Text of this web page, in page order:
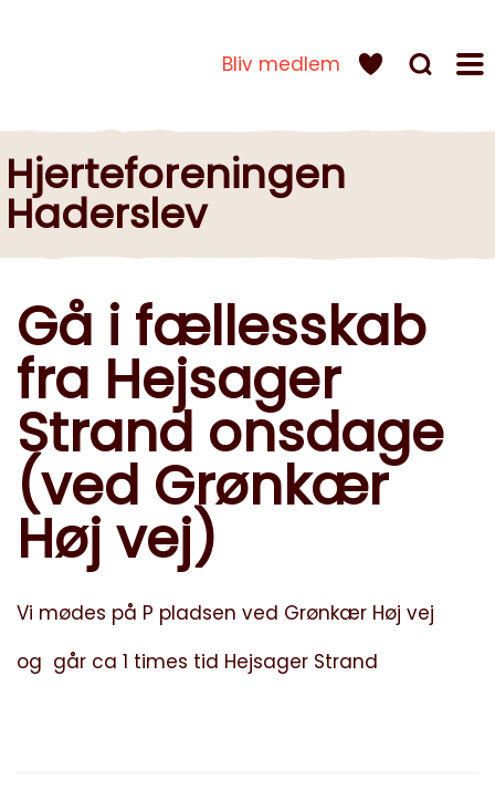
Bliv medlem
Hjerteforeningen
Haderslev
Gå i fællesskab
fra Hejsager
Strand onsdage
(ved Grønkær
Høj vej)
Vi mødes på P pladsen ved Grønkær Høj vej
og går ca 1 times tid Hejsager Strand